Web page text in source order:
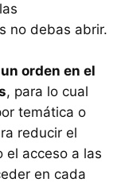
no debas abrir.
orden en el
, para lo cual
temática o
reducir el
el acceso a las
en cada